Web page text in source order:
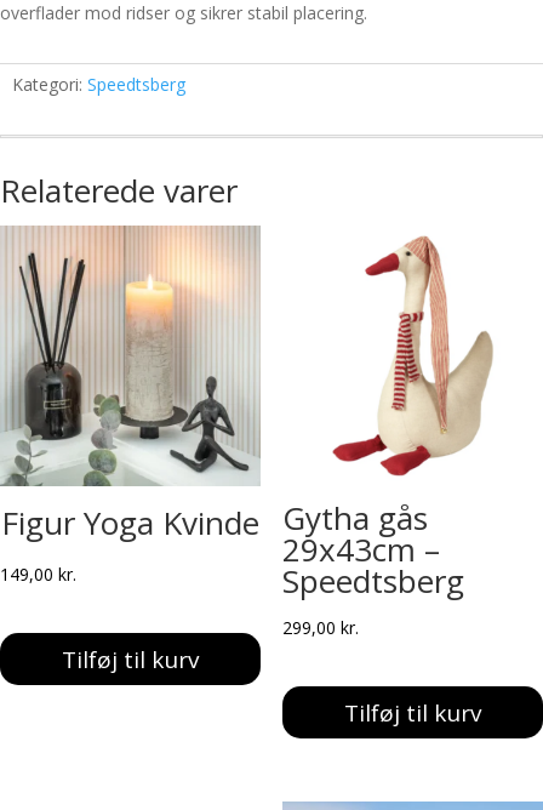
overflader mod ridser og sikrer stabil placering.
Kategori: Speedtsberg
Relaterede varer
Figur Yoga Kvinde
149,00 kr.
Tilføj til kurv
Gytha gås
29x43cm –
Speedtsberg
299,00 kr.
Tilføj til kurv